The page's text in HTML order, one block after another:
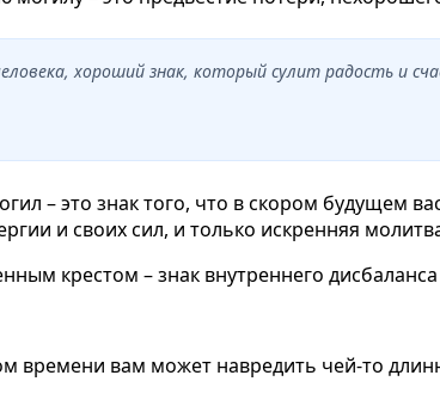
хороший знак, который сулит радость и
– это знак того, что в скором будущем
и своих сил, и только искренняя
крестом – знак внутреннего
времени вам может навредить чей-то